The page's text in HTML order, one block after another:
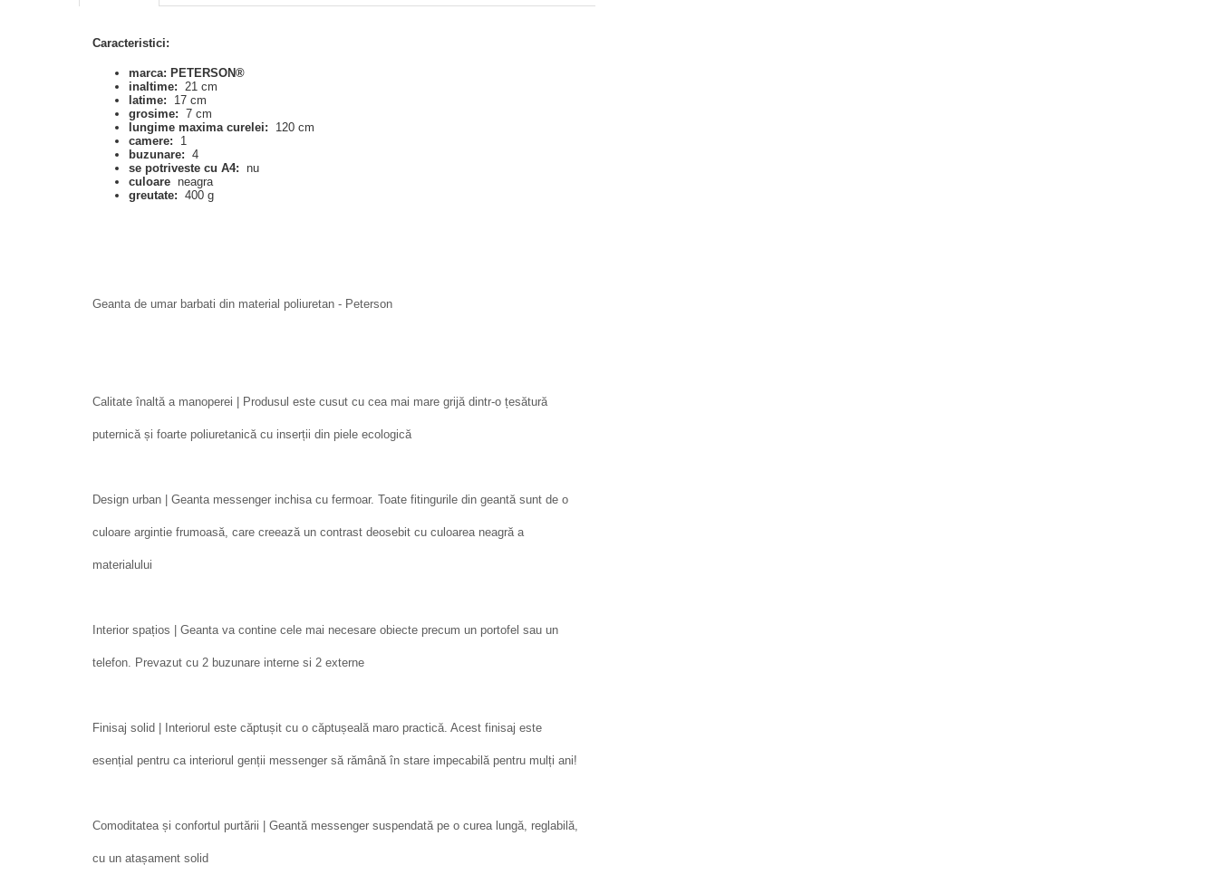
Caracteristici:
marca: PETERSON®
inaltime: 21 cm
latime:
17 cm
grosime: 7 cm
lungime maxima curelei: 120 cm
camere: 1
buzunare: 4
se potriveste cu A4: nu
culoare neagra
greutate: 400 g
Geanta de umar barbati din material poliuretan - Peterson
Calitate înaltă a manoperei | Produsul este cusut cu cea mai mare grijă dintr-o țesătură
puternică și foarte poliuretanică cu inserții din piele ecologică
Design urban | Geanta messenger inchisa cu fermoar. Toate fitingurile din geantă sunt de o
culoare argintie frumoasă, care creează un contrast deosebit cu culoarea neagră a
materialului
Interior spațios | Geanta va contine cele mai necesare obiecte precum un portofel sau un
telefon. Prevazut cu 2 buzunare interne si 2 externe
Finisaj solid | Interiorul este căptușit cu o căptușeală maro practică. Acest finisaj este
esențial pentru ca interiorul genții messenger să rămână în stare impecabilă pentru mulți ani!
Comoditatea și confortul purtării | Geantă messenger suspendată pe o curea lungă, reglabilă,
cu un atașament solid